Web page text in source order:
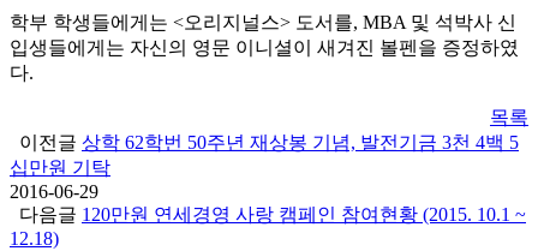
학부 학생들에게는 <오리지널스> 도서를, MBA 및 석박사 신
입생들에게는 자신의 영문 이니셜이 새겨진 볼펜을 증정하였
다.
목록
이전글 상학 62학번 50주년 재상봉 기념, 발전기금 3천 4백 5
십만원 기탁
2016-06-29
다음글 120만원 연세경영 사랑 캠페인 참여현황 (2015. 10.1 ~
12.18)